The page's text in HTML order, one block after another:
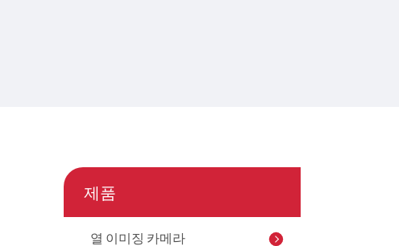
제품
열 이미징 카메라